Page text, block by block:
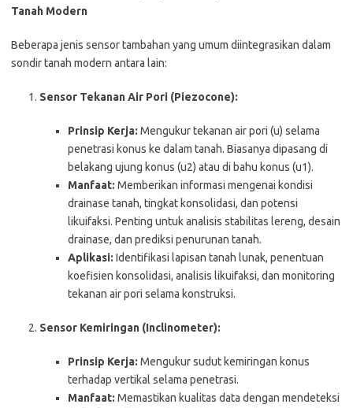
Tanah Modern
Beberapa jenis sensor tambahan yang umum diintegrasikan dalam
sondir tanah modern antara lain:
Sensor Tekanan Air Pori (Piezocone):
Prinsip Kerja: Mengukur tekanan air pori (u) selama
penetrasi konus ke dalam tanah. Biasanya dipasang di
belakang ujung konus (u2) atau di bahu konus (u1).
Manfaat: Memberikan informasi mengenai kondisi
drainase tanah, tingkat konsolidasi, dan potensi
likuifaksi. Penting untuk analisis stabilitas lereng, desain
drainase, dan prediksi penurunan tanah.
Aplikasi: Identifikasi lapisan tanah lunak, penentuan
koefisien konsolidasi, analisis likuifaksi, dan monitoring
tekanan air pori selama konstruksi.
Sensor Kemiringan (Inclinometer):
Prinsip Kerja: Mengukur sudut kemiringan konus
terhadap vertikal selama penetrasi.
Manfaat: Memastikan kualitas data dengan mendeteksi